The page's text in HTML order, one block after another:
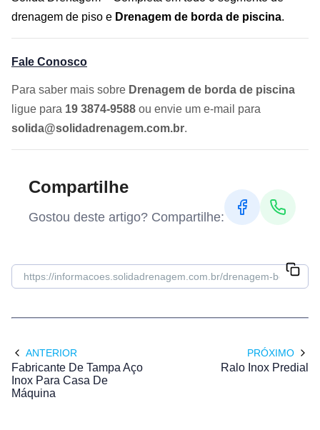
drenagem de piso e Drenagem de borda de piscina.
Fale Conosco
Para saber mais sobre Drenagem de borda de piscina
ligue para 19 3874-9588 ou envie um e-mail para
solida@solidadrenagem.com.br.
Compartilhe
Gostou deste artigo? Compartilhe:
ANTERIOR
Fabricante De Tampa Aço
Inox Para Casa De
Máquina
PRÓXIMO
Ralo Inox Predial